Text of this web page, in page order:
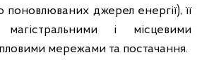
джерел енергії), її
магістральними і місцевими
мережами та постачання.